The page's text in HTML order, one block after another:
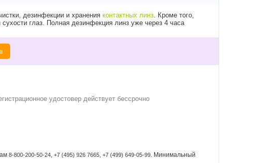
дезинфекции и хранения контактных линз . Кроме того,
глаз. Полная дезинфекция линз уже через 4 часа
удостовер действует бессрочно
8-800-200-50-24, +7 (495) 926 7665, +7 (499) 649-05-99. Минимальный